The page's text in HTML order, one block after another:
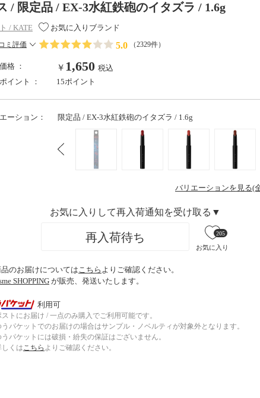
/ 限定品 / EX-3水紅鉄砲のイタズラ / 1.6g
/ KATE お気に入りブランド
ミ評価 5.0 （2329件）
格 ： ￥ 1,650 税込
イント ：
15ポイント
ーション： 限定品 / EX-3水紅鉄砲のイタズラ / 1.6g
バリエーションを見る(
お気に入りして再入荷通知を受け取る▼
再入荷待ち
お気に入り
205
のお届けについては こちら よりご確認ください。
SHOPPING が販売、発送いたします。
利用可
ストにお届け / 一点のみ購入でご利用可能です。
うパケットでのお届けの場合はサンプル・ノベルティが対象外となります。
うパケットには破損・紛失の保証はございません。
しくはこちら よりご確認ください。